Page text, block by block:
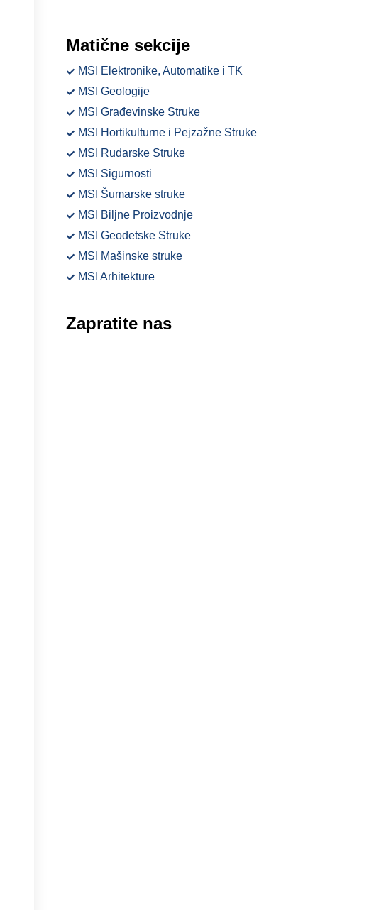
Matične sekcije
MSI Elektronike, Automatike i TK
MSI Geologije
MSI Građevinske Struke
MSI Hortikulturne i Pejzažne Struke
MSI Rudarske Struke
MSI Sigurnosti
MSI Šumarske struke
MSI Biljne Proizvodnje
MSI Geodetske Struke
MSI Mašinske struke
MSI Arhitekture
Zapratite nas